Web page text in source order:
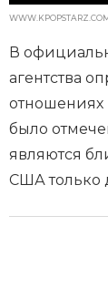
В
агентства
было
являются
США только